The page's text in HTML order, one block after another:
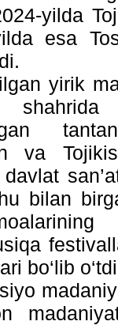
yilda
esa
yirik
shahrida
va
bilan
bo‘lib